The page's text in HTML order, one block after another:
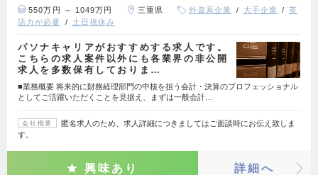
550万円 ～ 1049万円 三重県 外資系企業 大手企業
英
語力が必要
土日祝休み
パソナキャリアがおすすめする求人です。
こちらの求人案件以外にも各業界の非公開
求人を多数保有しておりま…
■業務概要 将来的に財務経理部門の中核を担う会計・決算のプロフェッショナル
としてご活躍いただくことを見据え、まずは一般会計…
会社概要
匿名求人のため、求人詳細につきましてはご面談時にお伝え致しま
す。
興味あり 詳細へ